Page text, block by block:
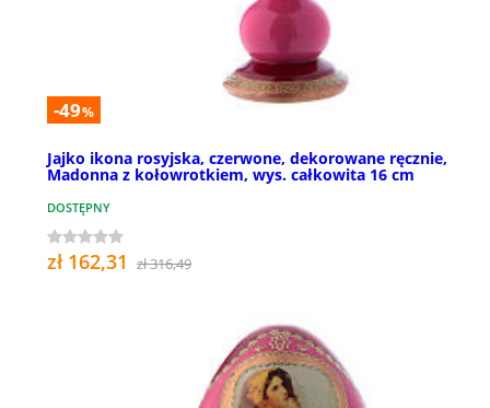
-49%
Jajko ikona rosyjska, czerwone, dekorowane ręcznie,
Madonna z kołowrotkiem, wys. całkowita 16 cm
DOSTĘPNY
zł 162,31 zł 316,49